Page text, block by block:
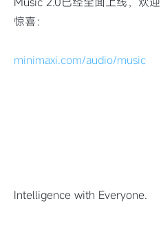
惊喜：
minimaxi.com/audio/music
Intelligence with Everyone.